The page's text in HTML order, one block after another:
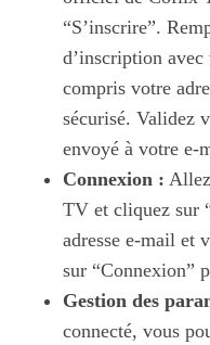
“S’inscrire”.
d’inscription
compris votre
sécurisé. Validez
envoyé à votre e-
Connexion :
TV et cliquez sur
adresse e-mail et
sur “Connexion”
Gestion des
connecté, vous